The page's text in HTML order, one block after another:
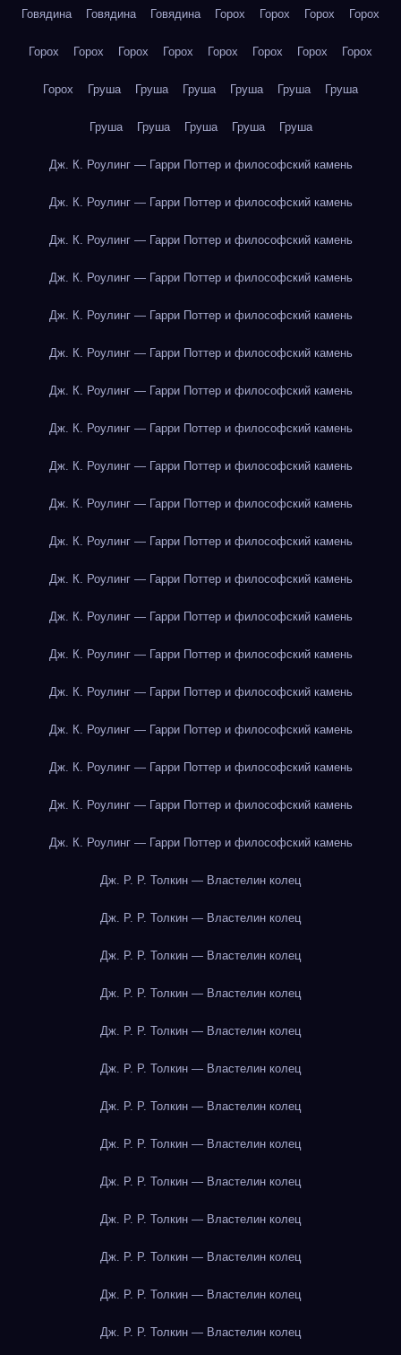
Говядина Говядина Говядина Горох Горох Горох Горох
Горох Горох Горох Горох Горох Горох Горох Горох
Горох Груша Груша Груша Груша Груша Груша
Груша Груша Груша Груша Груша
Дж. К. Роулинг — Гарри Поттер и философский камень
Дж. К. Роулинг — Гарри Поттер и философский камень
Дж. К. Роулинг — Гарри Поттер и философский камень
Дж. К. Роулинг — Гарри Поттер и философский камень
Дж. К. Роулинг — Гарри Поттер и философский камень
Дж. К. Роулинг — Гарри Поттер и философский камень
Дж. К. Роулинг — Гарри Поттер и философский камень
Дж. К. Роулинг — Гарри Поттер и философский камень
Дж. К. Роулинг — Гарри Поттер и философский камень
Дж. К. Роулинг — Гарри Поттер и философский камень
Дж. К. Роулинг — Гарри Поттер и философский камень
Дж. К. Роулинг — Гарри Поттер и философский камень
Дж. К. Роулинг — Гарри Поттер и философский камень
Дж. К. Роулинг — Гарри Поттер и философский камень
Дж. К. Роулинг — Гарри Поттер и философский камень
Дж. К. Роулинг — Гарри Поттер и философский камень
Дж. К. Роулинг — Гарри Поттер и философский камень
Дж. К. Роулинг — Гарри Поттер и философский камень
Дж. К. Роулинг — Гарри Поттер и философский камень
Дж. Р. Р. Толкин — Властелин колец
Дж. Р. Р. Толкин — Властелин колец
Дж. Р. Р. Толкин — Властелин колец
Дж. Р. Р. Толкин — Властелин колец
Дж. Р. Р. Толкин — Властелин колец
Дж. Р. Р. Толкин — Властелин колец
Дж. Р. Р. Толкин — Властелин колец
Дж. Р. Р. Толкин — Властелин колец
Дж. Р. Р. Толкин — Властелин колец
Дж. Р. Р. Толкин — Властелин колец
Дж. Р. Р. Толкин — Властелин колец
Дж. Р. Р. Толкин — Властелин колец
Дж. Р. Р. Толкин — Властелин колец